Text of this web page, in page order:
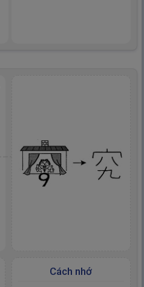
Cách nhớ